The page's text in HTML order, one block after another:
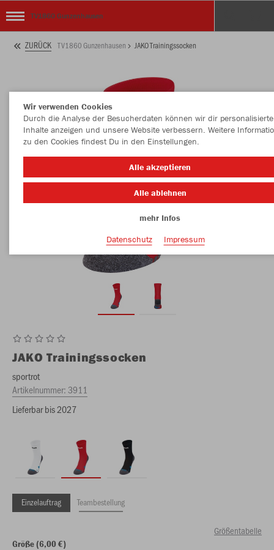
TV1860 Gunzenhausen
ZURÜCK TV1860 Gunzenhausen JAKO Trainingssocken
JAKO Trainingssocken
sportrot
Artikelnummer:3911
Lieferbar bis 2027
Einzelauftrag Teambestellung
Größentabelle
Größe (6,00 €)
Wir verwenden Cookies
Durch die Analyse der Besucherdaten können wir dir personalisierte
Inhalte anzeigen und unsere Website verbessern. Weitere
zu den Cookies findest Du in den Einstellungen.
Alle akzeptieren
Alle ablehnen
mehr Infos
Datenschutz
Impressum